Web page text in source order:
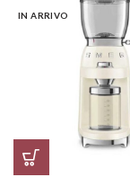
IN ARRIVO